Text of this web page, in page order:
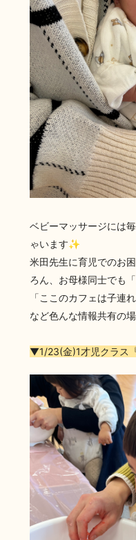
ベビーマッサージには
ゃいます✨️
米田先生に育児でのお
ろん、お母様同士でも
「ここのカフェは子連
など色んな情報共有の
▼1/23(金)1才児クラス